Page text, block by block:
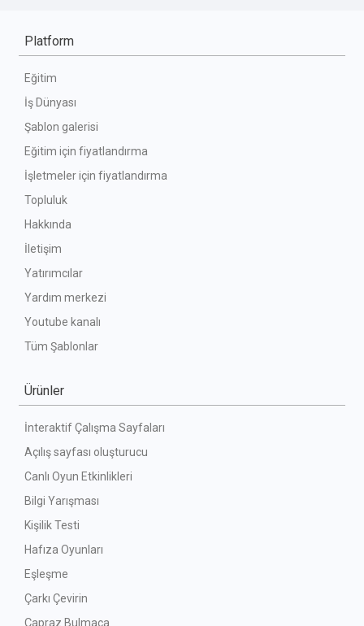
Platform
Eğitim
İş Dünyası
Şablon galerisi
Eğitim için fiyatlandırma
İşletmeler için fiyatlandırma
Topluluk
Hakkında
İletişim
Yatırımcılar
Yardım merkezi
Youtube kanalı
Tüm Şablonlar
Ürünler
İnteraktif Çalışma Sayfaları
Açılış sayfası oluşturucu
Canlı Oyun Etkinlikleri
Bilgi Yarışması
Kişilik Testi
Hafıza Oyunları
Eşleşme
Çarkı Çevirin
Çapraz Bulmaca